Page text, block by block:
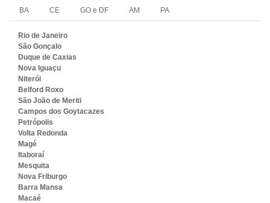
BA CE GO e DF AM PA
Rio de Janeiro
São Gonçalo
Duque de Caxias
Nova Iguaçu
Niterói
Belford Roxo
São João de Meriti
Campos dos Goytacazes
Petrópolis
Volta Redonda
Magé
Itaboraí
Mesquita
Nova Friburgo
Barra Mansa
Macaé